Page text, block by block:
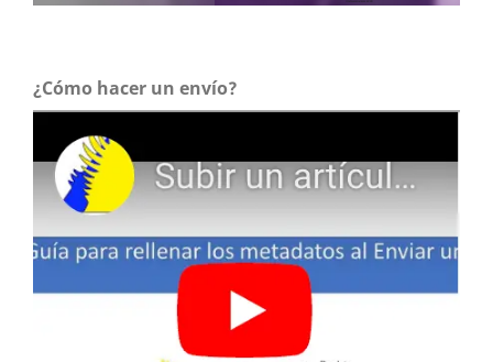
¿Cómo hacer un envío?